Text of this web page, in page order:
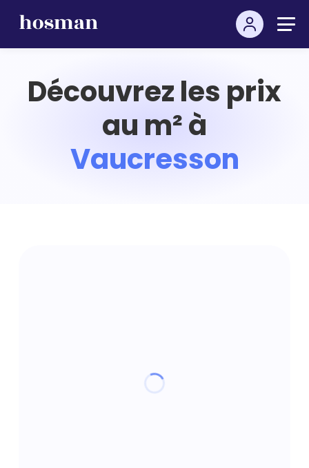
Découvrez les prix
au m² à
Vaucresson